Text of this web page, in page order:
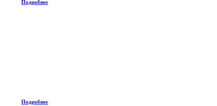
Подробнее
Подробнее